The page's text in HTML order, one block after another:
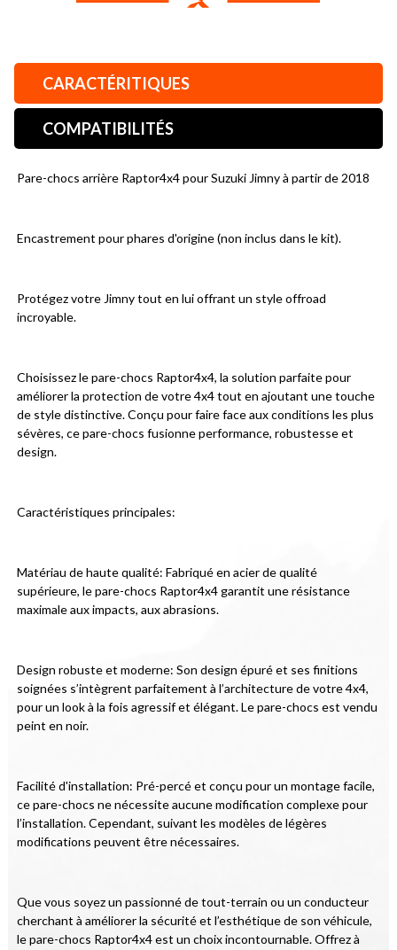
CARACTÉRITIQUES
COMPATIBILITÉS
Pare-chocs arrière Raptor4x4 pour Suzuki Jimny à partir de 2018
Encastrement pour phares d'origine (non inclus dans le kit).
Protégez votre Jimny tout en lui offrant un style offroad
incroyable.
Choisissez le pare-chocs Raptor4x4, la solution parfaite pour
améliorer la protection de votre 4x4 tout en ajoutant une touche
de style distinctive. Conçu pour faire face aux conditions les plus
sévères, ce pare-chocs fusionne performance, robustesse et
design.
Caractéristiques principales:
Matériau de haute qualité: Fabriqué en acier de qualité
supérieure, le pare-chocs Raptor4x4 garantit une résistance
maximale aux impacts, aux abrasions.
Design robuste et moderne: Son design épuré et ses finitions
soignées s’intègrent parfaitement à l’architecture de votre 4x4,
pour un look à la fois agressif et élégant. Le pare-chocs est vendu
peint en noir.
Facilité d'installation: Pré-percé et conçu pour un montage facile,
ce pare-chocs ne nécessite aucune modification complexe pour
l’installation. Cependant, suivant les modèles de légères
modifications peuvent être nécessaires.
Que vous soyez un passionné de tout-terrain ou un conducteur
cherchant à améliorer la sécurité et l’esthétique de son véhicule,
le pare-chocs Raptor4x4 est un choix incontournable. Offrez à